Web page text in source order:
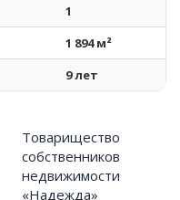
1
1 894 м²
9 лет
Товарищество
собственников
недвижимости
«Надежда»